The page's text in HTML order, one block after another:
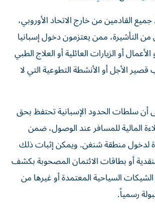
القادمين من خارج الاتحاد الأوروبي،
التأشيرة، ممن يعتزمون دخول إسبانيا
أو الزيارات العائلية أو العلاج الطبي
قصير الأجل أو الأنشطة التطوعية التي لا
أن سلطات الحدود الإسبانية تحتفظ بحق
المالية للمسافر عند الوصول، ضمن
لدخول منطقة شنغن. ويمكن إثبات ذلك
أو بطاقات الائتمان المصحوبة بكشف
السياحية المعتمدة أو غيرها من
رسمياً.